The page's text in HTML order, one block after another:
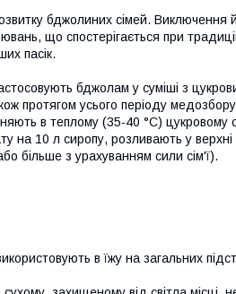
бджолиних сімей. Виключення
що спостерігається при
пасік.
бджолам у суміші з
протягом усього періоду
в теплому (35-40 °С) цукровому
на 10 л сиропу, розливають у верхні
більше з урахуванням сили сім'ї).
в їжу на загальних